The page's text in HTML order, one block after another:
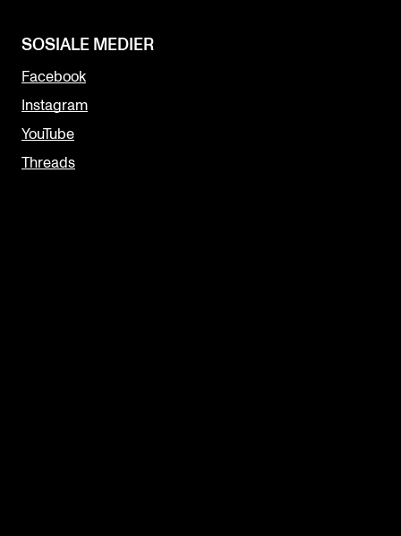
SOSIALE MEDIER
Facebook
Instagram
YouTube
Threads